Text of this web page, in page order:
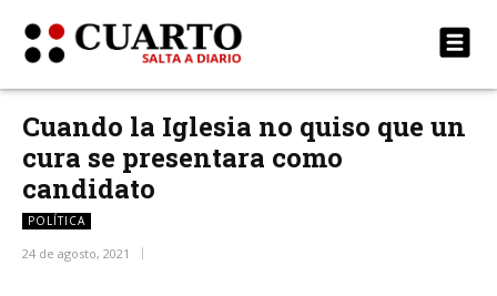
Cuando la Iglesia no quiso que un
cura se presentara como
candidato
POLÍTICA
24 de agosto, 2021